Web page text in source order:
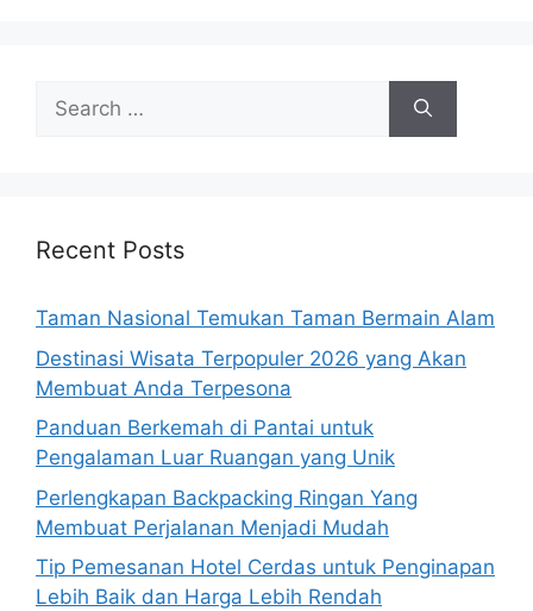
Search
for:
Recent Posts
Taman Nasional Temukan Taman Bermain Alam
Destinasi Wisata Terpopuler 2026 yang Akan
Membuat Anda Terpesona
Panduan Berkemah di Pantai untuk
Pengalaman Luar Ruangan yang Unik
Perlengkapan Backpacking Ringan Yang
Membuat Perjalanan Menjadi Mudah
Tip Pemesanan Hotel Cerdas untuk Penginapan
Lebih Baik dan Harga Lebih Rendah